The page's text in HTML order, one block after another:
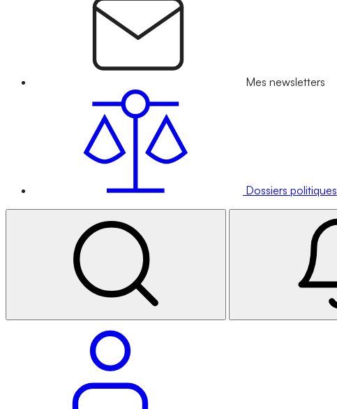
Mes newsletters
Dossiers politiques